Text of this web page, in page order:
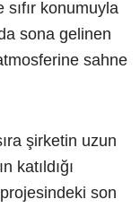
konumuyla
sona gelinen
sahne
şirketin uzun
katıldığı
son